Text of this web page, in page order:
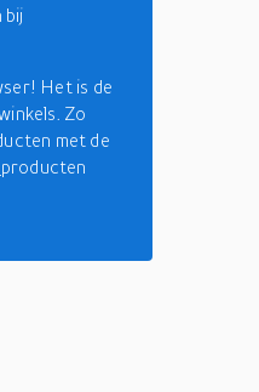
bij
Het is de
Zo
met de
producten